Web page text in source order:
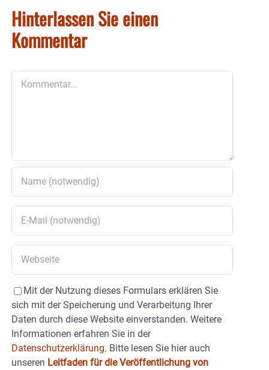
Hinterlassen Sie einen
Kommentar
Mit der Nutzung dieses Formulars erklären Sie
sich mit der Speicherung und Verarbeitung Ihrer
Daten durch diese Website einverstanden. Weitere
Informationen erfahren Sie in der
Datenschutzerklärung. Bitte lesen Sie hier auch
unseren Leitfaden für die Veröffentlichung von